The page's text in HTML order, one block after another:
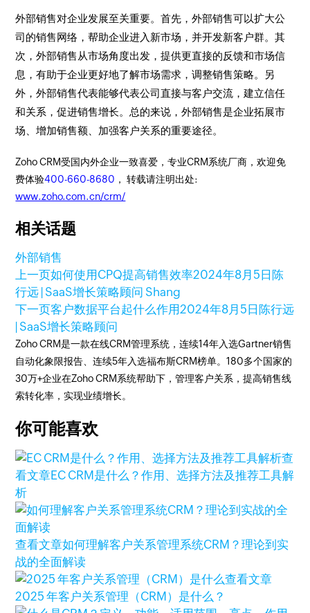
外部销售对企业发展至关重要。首先，外部销售可以扩大公
司的销售网络，帮助企业进入新市场，并开发新客户群。其
次，外部销售从市场角度出发，提供更直接的反馈和市场信
息，有助于企业更好地了解市场需求，调整销售策略。另
外，外部销售代表能够代表公司直接与客户交流，建立信任
和关系，促进销售增长。总的来说，外部销售是企业拓展市
场、增加销售额、加强客户关系的重要途径。
Zoho CRM受国内外企业一致喜爱，专业CRM系统厂商，欢迎免
费体验400-660-8680 ， 转载请注明出处:
www.zoho.com.cn/crm/
相关话题
外部销售
上一页如何使用CPQ提高销售效率2024年8月5日 陈
行远 | SaaS增长策略顾问 Shang
下一页客户数据平台起什么作用2024年8月5日 陈行远
| SaaS增长策略顾问
Zoho CRM是一款在线CRM管理系统，连续14年入选Gartner销售
自动化象限报告、连续5年入选福布斯CRM榜单。180多个国家的
30万+企业在Zoho CRM系统帮助下，管理客户关系，提高销售线
索转化率，实现业绩增长。
你可能喜欢
查
看文章EC CRM是什么？作用、选择方法及推荐工具解
析
查看文章如何理解客户关系管理系统CRM？理论到实
战的全面解读
查看文章
2025 年客户关系管理（CRM）是什么？